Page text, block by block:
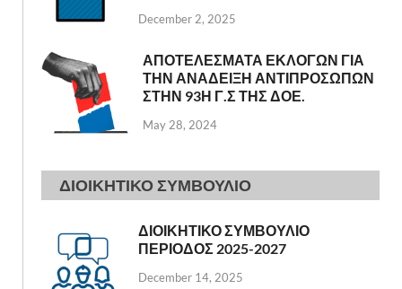
December 2, 2025
ΑΠΟΤΕΛΕΣΜΑΤΑ ΕΚΛΟΓΩΝ ΓΙΑ
ΤΗΝ ΑΝΑΔΕΙΞΗ ΑΝΤΙΠΡΟΣΩΠΩΝ
ΣΤΗΝ 93Η Γ.Σ ΤΗΣ ΔΟΕ.
May 28, 2024
ΔΙΟΙΚΗΤΙΚΟ ΣΥΜΒΟΥΛΙΟ
ΔΙΟΙΚΗΤΙΚΟ ΣΥΜΒΟΥΛΙΟ
ΠΕΡΙΟΔΟΣ 2025-2027
December 14, 2025